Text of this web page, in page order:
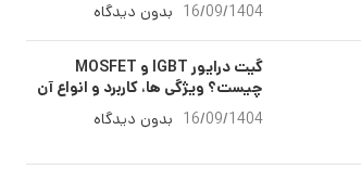
16/09/1404 بدون دیدگاه
گیت درایور IGBT و MOSFET
چیست؟ ویژگی ها، کاربرد و انواع آن
16/09/1404 بدون دیدگاه